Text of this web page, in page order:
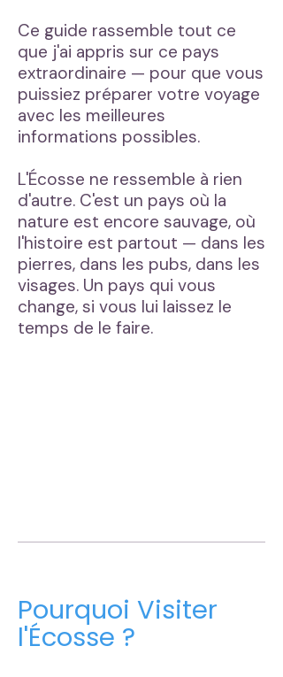
Ce guide rassemble tout ce
que j'ai appris sur ce pays
extraordinaire — pour que vous
puissiez préparer votre voyage
avec les meilleures
informations possibles.
L'Écosse ne ressemble à rien
d'autre. C'est un pays où la
nature est encore sauvage, où
l'histoire est partout — dans les
pierres, dans les pubs, dans les
visages. Un pays qui vous
change, si vous lui laissez le
temps de le faire.
Pourquoi Visiter
l'Écosse ?